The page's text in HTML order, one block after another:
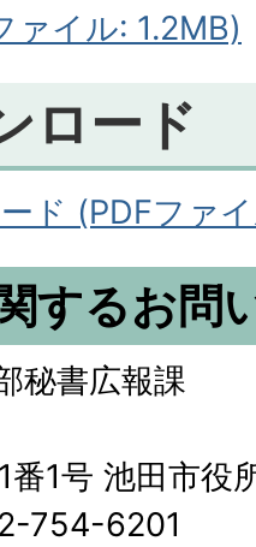
ァイル: 1.2MB)
ロード
ド (PDFファ
するお問
秘書広報課
番1号 池田市役
754-6201